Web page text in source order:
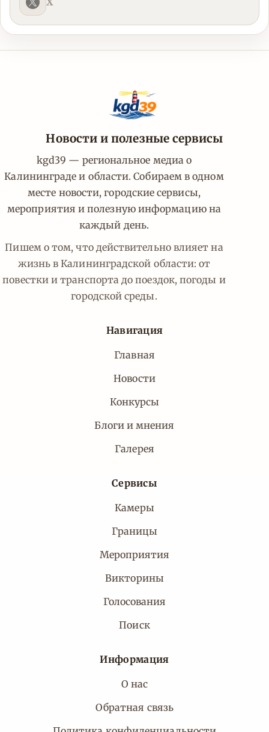
Новости и полезные сервисы
kgd39 — региональное медиа о
Калининграде и области. Собираем в одном
месте новости, городские сервисы,
мероприятия и полезную информацию на
каждый день.
Пишем о том, что действительно влияет на
жизнь в Калининградской области: от
повестки и транспорта до поездок, погоды и
городской среды.
Навигация
Главная
Новости
Конкурсы
Блоги и мнения
Галерея
Сервисы
Камеры
Границы
Мероприятия
Викторины
Голосования
Поиск
Информация
О нас
Обратная связь